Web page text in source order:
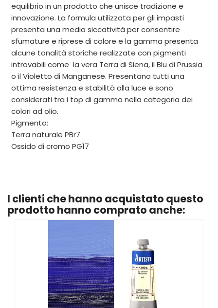
equilibrio in un prodotto che unisce tradizione e
innovazione. La formula utilizzata per gli impasti
presenta una media siccatività per consentire
sfumature e riprese di colore e la gamma presenta
alcune tonalità storiche realizzate con pigmenti
introvabili come la vera Terra di Siena, il Blu di Prussia
o il Violetto di Manganese. Presentano tutti una
ottima resistenza e stabilità alla luce e sono
considerati tra i top di gamma nella categoria dei
colori ad olio.
Pigmento:
Terra naturale PBr7
Ossido di cromo PG17
I clienti che hanno acquistato questo
prodotto hanno comprato anche: